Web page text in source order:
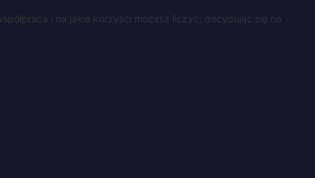
i na jakie korzyści możesz liczyć, decydując się na